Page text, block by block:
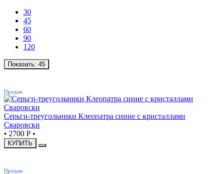
30
45
60
90
120
Показать: 45
Продаж
Серьги-треугольники Клеопатра синие с кристаллами
Сваровски
• 2700 Р •
КУПИТЬ
Продаж